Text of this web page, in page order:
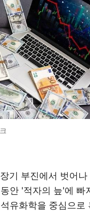
기 부진에서 벗어
안 '적자의 늪'에 빠
유화학을 중심으로